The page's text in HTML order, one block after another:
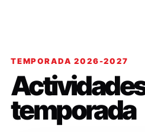
TEMPORADA 2026-2027
temporada